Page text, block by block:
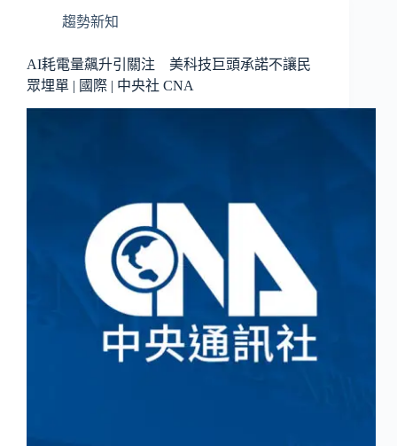
趨勢新知
AI耗電量飆升引關注 美科技巨頭承諾不讓民
眾埋單 | 國際 | 中央社 CNA